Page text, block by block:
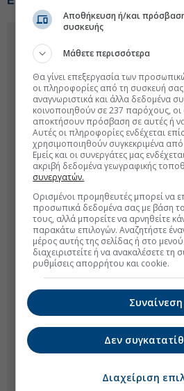
Αποθήκευση ή/και
συσκευής
Μάθετε περισσότερα
Θα γίνει επεξεργασία των
οι πληροφορίες από τη συσκευή
αναγνωριστικά και άλλα δεδομένα
κοινοποιηθούν σε 237 παρόχους,
αποκτήσουν πρόσβαση σε αυτές ή
Αυτές οι πληροφορίες ενδέχεται
χρησιμοποιηθούν συγκεκριμένα
Εμείς και οι συνεργάτες μας
ακριβή δεδομένα γεωγραφικής
συνεργατών.
Ορισμένοι προμηθευτές μπορεί να
προσωπικά δεδομένα σας με βάση
τους, αλλά μπορείτε να αρνηθείτε
παρακάτω επιλογών. Αναζητήστε
μέρος αυτής της σελίδας ή στο
διαχειριστείτε ή να ανακαλέσετε τη
ρυθμίσεις απορρήτου και cookie.
Συναίνεση
Δεν
Διαχείριση